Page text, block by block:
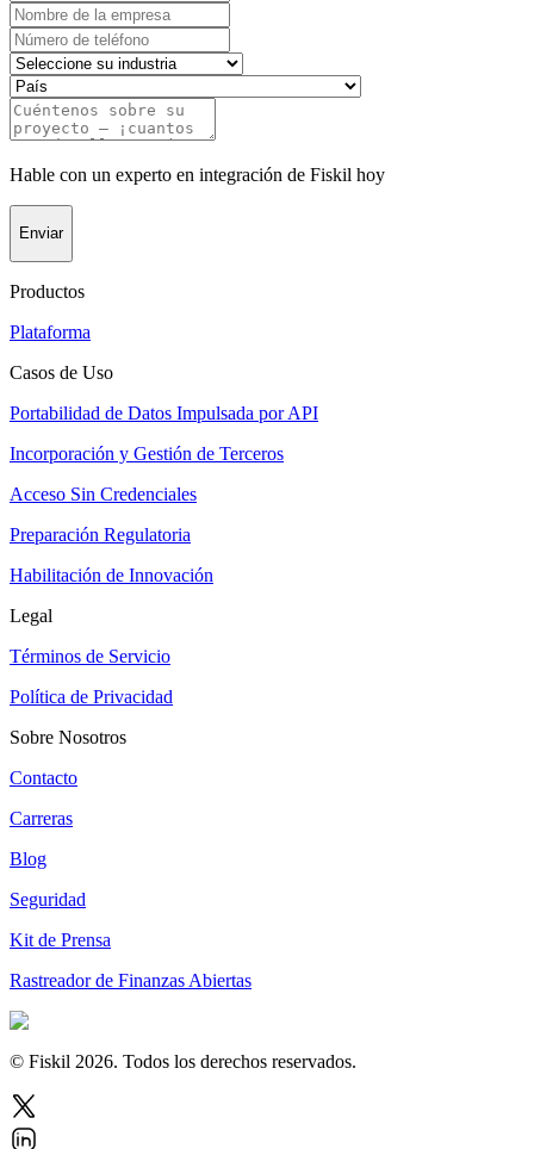
Hable con un experto en integración de Fiskil hoy
Enviar
Productos
Plataforma
Casos de Uso
Portabilidad de Datos Impulsada por API
Incorporación y Gestión de Terceros
Acceso Sin Credenciales
Preparación Regulatoria
Habilitación de Innovación
Legal
Términos de Servicio
Política de Privacidad
Sobre Nosotros
Contacto
Carreras
Blog
Seguridad
Kit de Prensa
Rastreador de Finanzas Abiertas
© Fiskil 2026. Todos los derechos reservados.